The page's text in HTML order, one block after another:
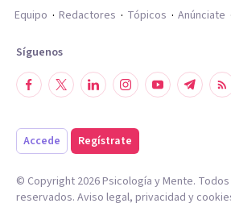
Equipo
Redactores Tópicos Anúnciate
Síguenos
Accede Regístrate
© Copyright 2026Psicología y Mente.
reservados. Aviso legal, privacidad y